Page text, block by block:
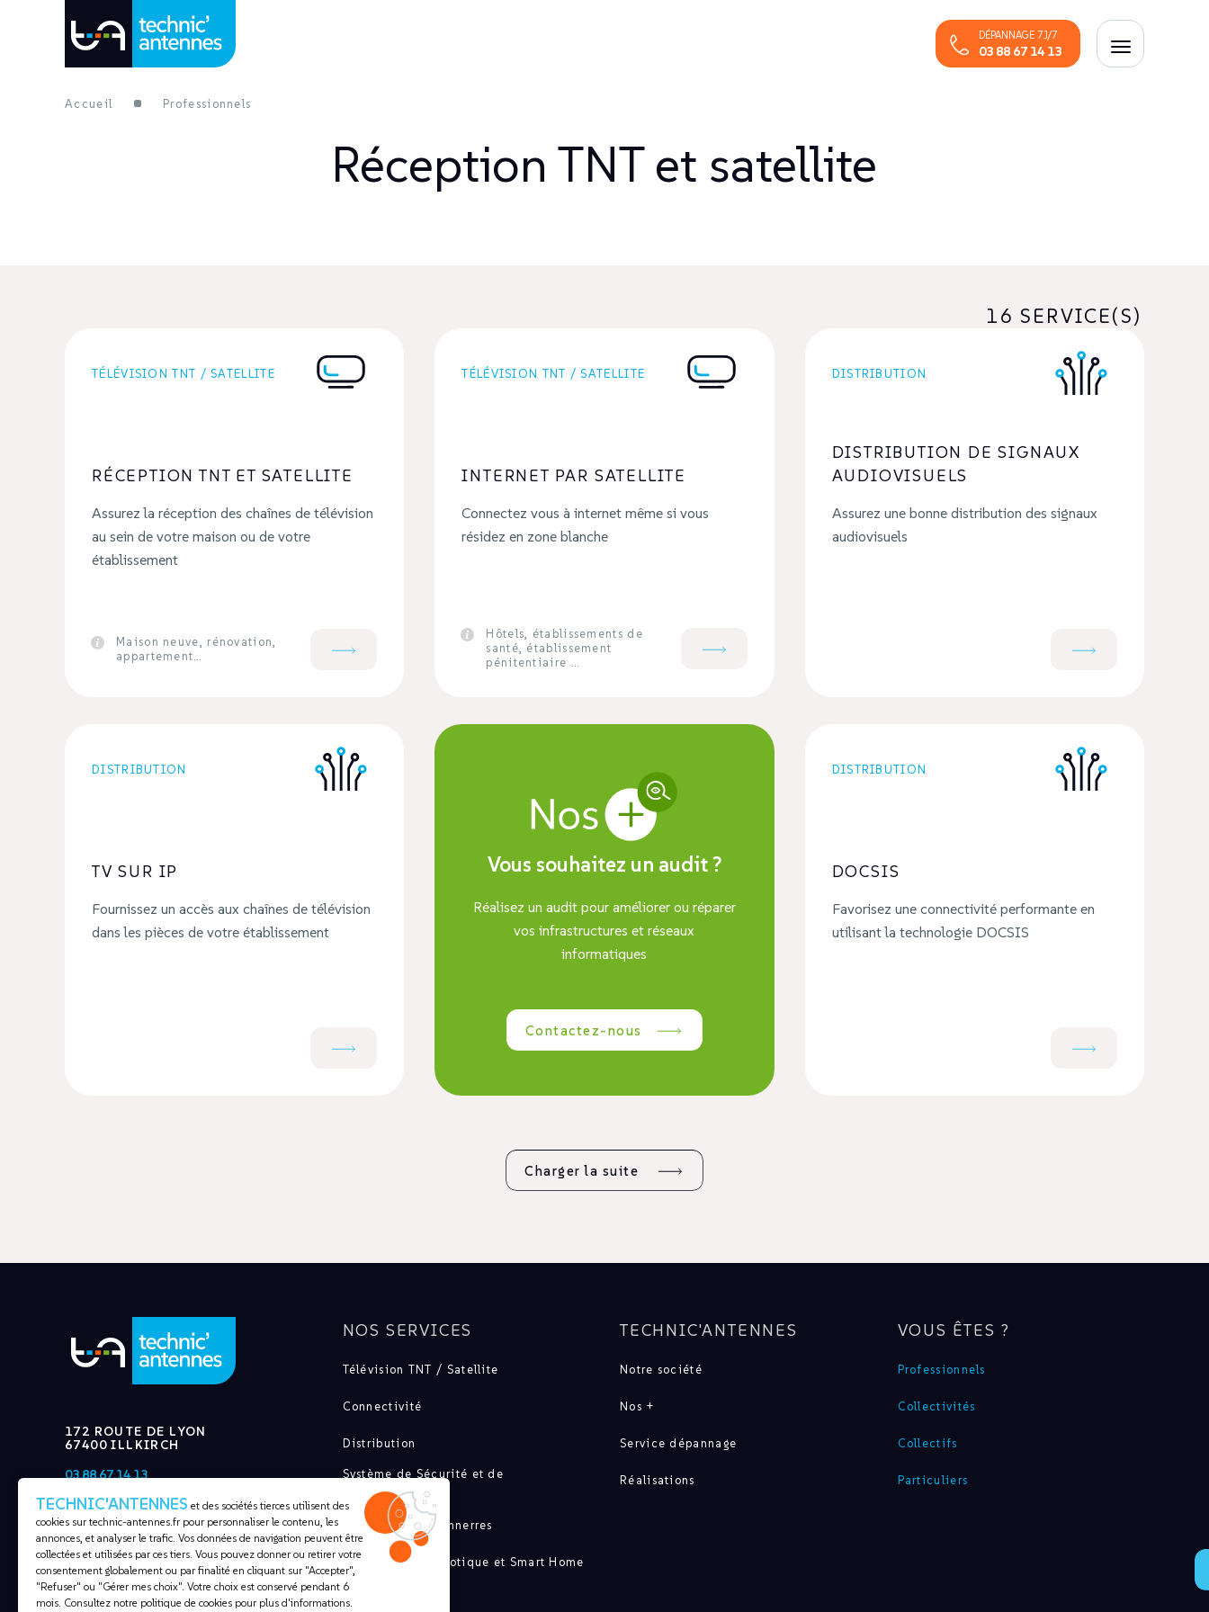
DÉPANNAGE 7J/7
03 88 67 14 13
Accueil Professionnels
Réception TNT et satellite
16
TÉLÉVISION TNT / SATELLITE
RÉCEPTION TNT ET SATELLITE
Assurez la réception des chaînes de télévision
au sein de votre maison ou de votre
établissement
Maison neuve, rénovation,
appartement…
TÉLÉVISION TNT / SATELLITE
INTERNET PAR SATELLITE
Connectez vous à internet même si vous
résidez en zone blanche
Hôtels, établissements de
santé, établissement
pénitentiaire …
DISTRIBUTION
DISTRIBUTION DE SIGNAUX
AUDIOVISUELS
Assurez une bonne distribution des signaux
audiovisuels
DISTRIBUTION
TV SUR IP
Fournissez un accès aux chaînes de télévision
dans les pièces de votre établissement
Vous souhaitez un audit ?
Réalisez un audit pour améliorer ou réparer
vos infrastructures et réseaux
informatiques
Contactez-nous
DISTRIBUTION
DOCSIS
Favorisez une connectivité performante en
utilisant la technologie DOCSIS
Charger la suite
172 ROUTE DE LYON
67400 ILLKIRCH
03.88.67.14.13
CONTACT@TECHNIC-ANTENNES.FR
NOS SERVICES
Télévision TNT / Satellite
Connectivité
Distribution
Système de Sécurité et de
Communication
Pylônes et paratonnerres
Électricité / Domotique et Smart Home
TECHNIC'ANTENNES
Notre société
Nos +
Service dépannage
Réalisations
VOUS ÊTES ?
Professionnels
Collectivités
Collectifs
Particuliers
TECHNIC'ANTENNES et des sociétés tierces utilisent des
cookies sur technic-antennes.fr pour personnaliser le contenu, les
annonces, et analyser le trafic. Vos données de navigation peuvent être
collectées et utilisées par ces tiers. Vous pouvez donner ou retirer votre
consentement globalement ou par finalité en cliquant sur "Accepter",
"Refuser" ou "Gérer mes choix". Votre choix est conservé pendant 6
mois. Consultez notre politique de cookies pour plus d'informations.